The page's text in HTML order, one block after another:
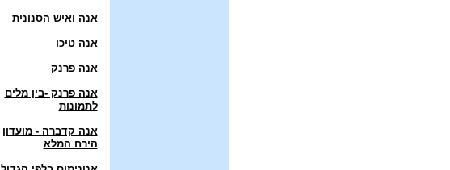
אנה ואיש הסנונית
אנה טיכו
אנה פרנק
אנה פרנק -בין מלים
לתמונות
אנה קדברה - מועדון
הירח המלא